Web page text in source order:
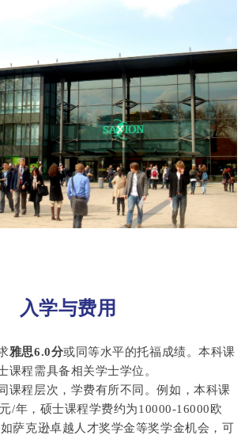
入学与费用
雅思6.0分或同等水平的托福成绩。本科课
课程需具备相关学士学位。
课程层次，学费有所不同。例如，本科课
/年，硕士课程学费约为10000-16000欧
萨克逊卓越人才奖学金等奖学金机会，可